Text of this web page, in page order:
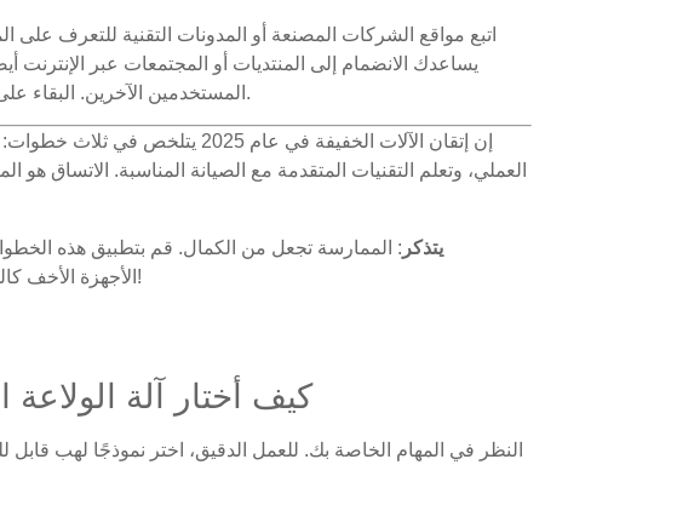
اتبع مواقع الشركات المصنعة أو المدونات التقنية للتعرف على
يساعدك الانضمام إلى المنتديات أو المجتمعات عبر الإنترنت
المستخدمين الآخرين. البقاء على اطلاع يضمن أنك دائمًا في الطليعة.
إن إتقان الآلات الخفيفة في عام
العملي، وتعلم التقنيات المتقدمة مع الصيانة المناسبة. الاتساق هو
يتذكر : الممارسة تجعل من الكمال. قم بتطبيق هذه
الأجهزة الأخف كالمحترفين في وقت قصير جدًا!
كيف أختار آلة الولاعة
النظر في المهام الخاصة بك. للعمل الدقيق، اختر نموذجًا لهب قابل